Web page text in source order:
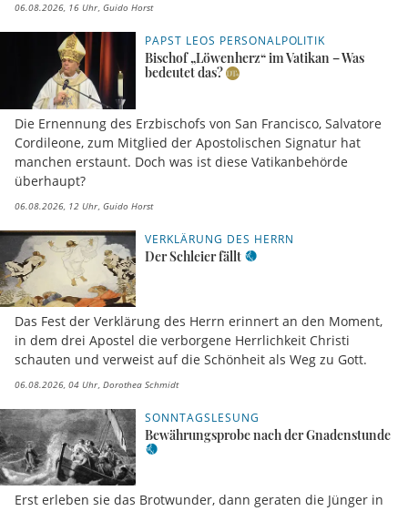
06.08.2026, 16 Uhr Guido Horst
PAPST LEOS PERSONALPOLITIK
Bischof „Löwenherz“ im Vatikan – Was
bedeutet das?
Die Ernennung des Erzbischofs von San Francisco, Salvatore
Cordileone, zum Mitglied der Apostolischen Signatur hat
manchen erstaunt. Doch was ist diese Vatikanbehörde
überhaupt?
06.08.2026, 12 Uhr Guido Horst
VERKLÄRUNG DES HERRN
Der Schleier fällt
Das Fest der Verklärung des Herrn erinnert an den Moment,
in dem drei Apostel die verborgene Herrlichkeit Christi
schauten und verweist auf die Schönheit als Weg zu Gott.
06.08.2026, 04 Uhr Dorothea Schmidt
SONNTAGSLESUNG
Bewährungsprobe nach der Gnadenstunde
Erst erleben sie das Brotwunder, dann geraten die Jünger in